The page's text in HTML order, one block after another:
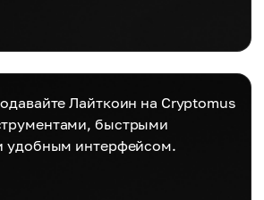
Лайткоин на Cryptomus
быстрыми
удобным интерфейсом.